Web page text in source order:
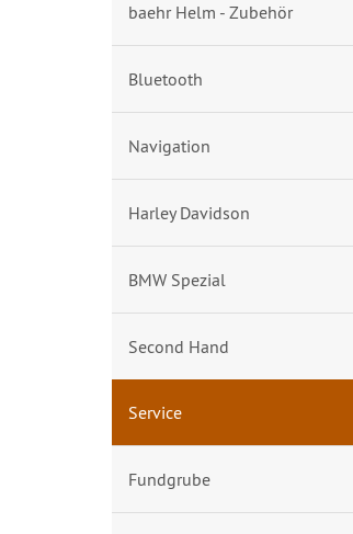
baehr Helm - Zubehör
Bluetooth
Navigation
Harley Davidson
BMW Spezial
Second Hand
Service
Fundgrube